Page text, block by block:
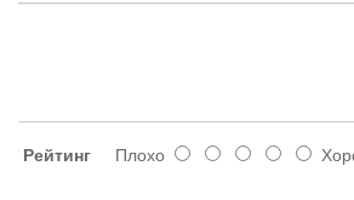
Рейтинг Плохо